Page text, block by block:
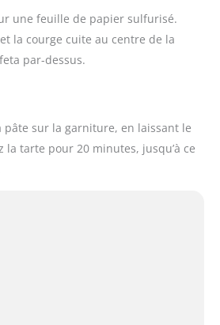
une feuille de papier sulfurisé.
la courge cuite au centre de la
par-dessus.
pâte sur la garniture, en laissant le
tarte pour 20 minutes, jusqu’à ce